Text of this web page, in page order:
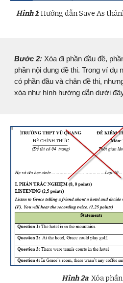
Hình 1: Hướng dẫn Save As
Bước 2: Xóa đi phần đầu đề,
phần nội dung đề thi. Trong ví dụ
có phần đầu và chân đề thi,
xóa như hình hướng dẫn dưới
Hình 2a: Xóa